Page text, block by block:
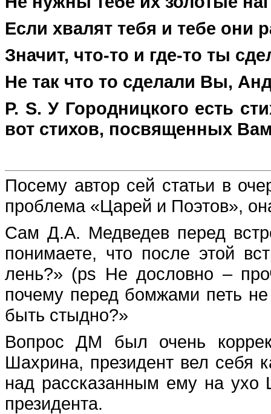
Если хвалят тебя и тебе они
Значит, что-то и где-то ты
Не так что то сделали Вы,
P. S. У Городницкого есть
вот стихов, посвященных
Посему автор сей статьи в
проблема «Царей и Поэтов»,
Сам Д.А. Медведев перед
понимаете, что после этой
лень?» (ps Не дословно –
почему перед бомжами петь
быть стыдно?»
Вопрос ДМ был очень
Шахрина, президент вел себя
над рассказанным ему на
президента.